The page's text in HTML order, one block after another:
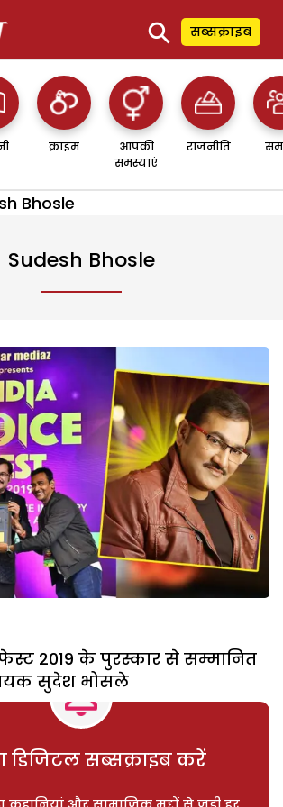
⚲ सब्सक्राइब
क्राइम
आपकी
समस्याएं
राजनीति
Bhosle
Sudesh Bhosle
2019 के पुरस्कार से सम्मानित
सुदेश भोसले
डिजिटल सब्सक्राइब करें